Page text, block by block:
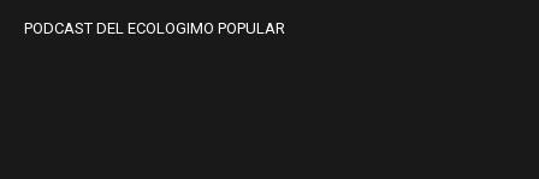
PODCAST DEL ECOLOGIMO POPULAR